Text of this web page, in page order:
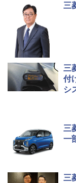
三
三
付
シ
三
一
三